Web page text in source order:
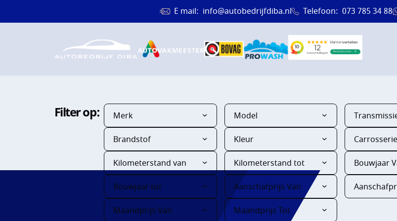
E mail: info@autobedrijfdiba.nl Telefoon: 073 785 34 88
HOME
AANBOD
DIENSTEN
Filter op: Merk Model
Brandstof
Kleur
Carrosserie
Kilometerstand van
Kilometerstand tot
Bouwjaar
Bouwjaar tot
Aanschafprijs Van
Maandprijs Van
Maandprijs Tot